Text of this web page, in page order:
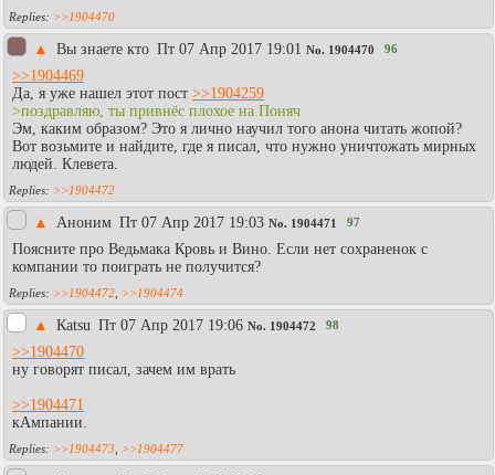
>>1904470
▲ Вы знаете кто Пт 07 Апр 2017 19:01 No. 1904470 96
>>1904469
Да, я уже нашел этот пост >>1904259
>поздравляю, ты привнёс плохое на Поняч
Эм, каким образом? Это я лично научил того анона читать жопой?
Вот возьмите и найдите, где я писал, что нужно уничтожать мирных
людей. Клевета.
>>1904472
▲ Аноним Пт 07 Апр 2017 19:03 No. 1904471 97
Поясните про Ведьмака Кровь и Вино. Если нет сохраненок с
компании то поиграть не получится?
>>1904472 >>1904474
▲ Каtsu Пт 07 Апр 2017 19:06 No. 1904472 98
>>1904470
ну говорят писал, зачем им врать
>>1904471
кАмпании.
>>1904473 >>1904477